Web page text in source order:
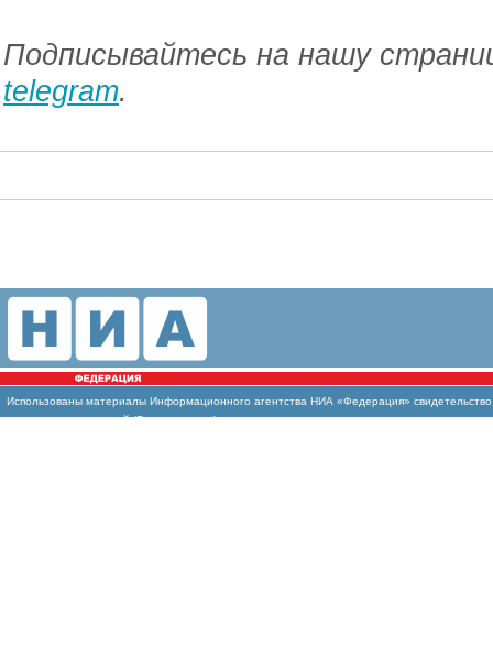
Подписывайтесь на нашу
telegram.
Использованы материалы Информационного агентства НИА «Федерация»
массовых коммуникаций (Роскомнадзор)